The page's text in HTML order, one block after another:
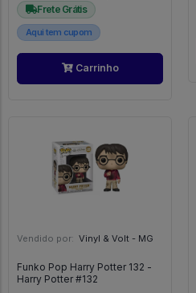
Frete Grátis
Aqui tem cupom
Carrinho
Vendido por: Vinyl & Volt - MG
Funko Pop Harry Potter 132 -
Harry Potter #132